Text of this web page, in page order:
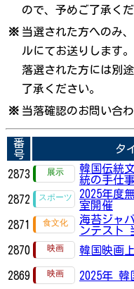
ので、予めご了承くだ
※ 当選された方へのみ
ルにてお送りします。
落選された方には別
了承ください。
※ 当落確認のお問い合
番
号
タ
2873
韓国伝統
統の手仕
2872
2025年度
室開催
2871
海苔ジャ
ンテスト
2870 韓国映画
2869
2025年 韓